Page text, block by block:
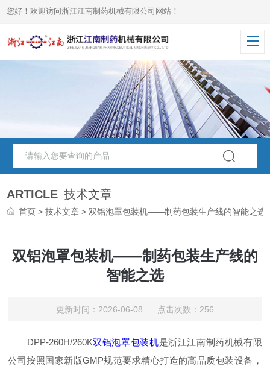
您好！欢迎访问浙江江南制药机械有限公司网站！
ARTICLE 技术文章
首页 >技术文章 > 双铝泡罩包装机——制药包装生产线的智能之选
双铝泡罩包装机——制药包装生产线的
智能之选
更新时间：2026-06-08 点击次数：256
DPP-260H/260K双铝泡罩包装机是浙江江南制药机械有限
公司按照国家新版GMP规范要求精心打造的高品质包装设备，